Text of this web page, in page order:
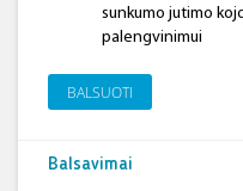
sunkumo jutimo
palengvinimui
BALSUOTI
Balsavimai